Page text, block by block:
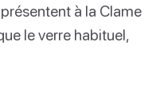
à la Clame
le verre habituel,